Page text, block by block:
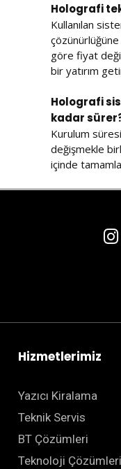
Holografi
Kullanılan
çözünürlüğüne
göre fiyat
bir yatırım
Holografi
kadar
Kurulum
değişmekle
içinde
Hizmetlerimiz
Yazıcı Kiralama
Teknik Servis
BT Çözümleri
Teknoloji Çözümleri